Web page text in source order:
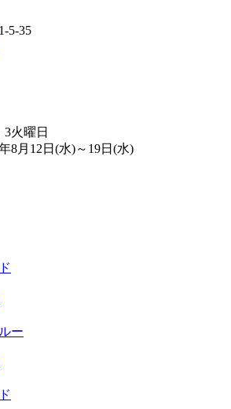
5-35
火曜日
8月12日(水)～19日(水)